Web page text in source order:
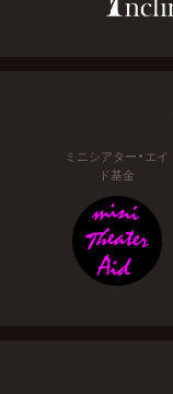
ミニシアター・エイ
ド基金